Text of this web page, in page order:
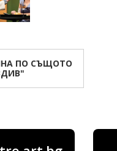
ПО СЪЩОТО